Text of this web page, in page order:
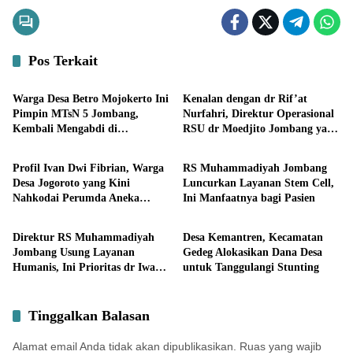
Pos Terkait
Lifestyle
Warga Desa Betro Mojokerto Ini
Pimpin MTsN 5 Jombang,
Kembali Mengabdi di
Kenalan dengan dr Rif’at
Nurfahri, Direktur Operasional
RSU dr Moedjito Jombang yang
Lifestyle
Profil Ivan Dwi Fibrian, Warga
Desa Jogoroto yang Kini
Nahkodai Perumda Aneka
Lifestyle
RS Muhammadiyah Jombang
Luncurkan Layanan Stem Cell,
Ini Manfaatnya bagi Pasien
Lifestyle
Direktur RS Muhammadiyah
Jombang Usung Layanan
Humanis, Ini Prioritas dr Iwan
Lifestyle
Desa Kemantren, Kecamatan
Gedeg Alokasikan Dana Desa
untuk Tanggulangi Stunting
Tinggalkan Balasan
Alamat email Anda tidak akan dipublikasikan.
Ruas yang wajib